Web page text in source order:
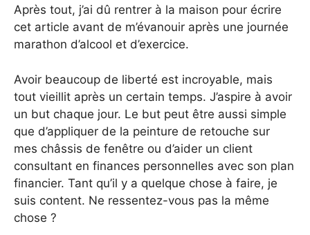
Après tout, j’ai dû rentrer à la maison pour écrire
cet article avant de m’évanouir après une journée
marathon d’alcool et d’exercice.
Avoir beaucoup de liberté est incroyable, mais
tout vieillit après un certain temps. J’aspire à avoir
un but chaque jour. Le but peut être aussi simple
que d’appliquer de la peinture de retouche sur
mes châssis de fenêtre ou d’aider un client
consultant en finances personnelles avec son plan
financier. Tant qu’il y a quelque chose à faire, je
suis content. Ne ressentez-vous pas la même
chose ?